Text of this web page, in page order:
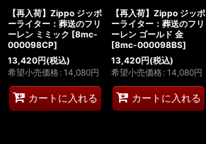
【再入荷】Zippo ジッポ
ーライター：葬送のフリ
ーレン ミミック [8mc-
000098CP]
13,420円(税込)
希望小売価格 : 14,080円
カートに入れる
【再入荷】Zippo ジッポ
ーライター：葬送のフリ
ーレン ゴールド 金
[8mc-000098BS]
13,420円(税込)
希望小売価格 : 14,080円
カートに入れる